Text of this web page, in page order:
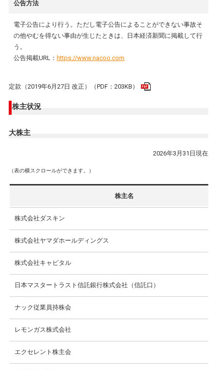
公告方法
電子公告により行う。ただし電子公告によることができない事故そ
の他やむを得ない事由が生じたときは、日本経済新聞に掲載して行
う。
公告掲載URL：https://www.nacoo.com
定款（2019年6月27日 改正）（PDF：203KB）
株主状況
大株主
2026年3月31日現在
（表の横スクロールができます。）
株主名
株式会社ダスキン
株式会社ヤマダホールディングス
株式会社キャピタル
日本マスタートラスト信託銀行株式会社（信託口）
ナック従業員持株会
レモンガス株式会社
エクセレント株主会